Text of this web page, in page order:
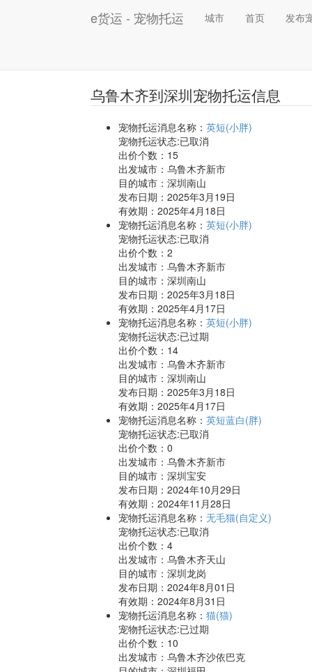
e货运 - 宠物托运 城市 首页 发布
乌鲁木齐到深圳宠物托运信息
宠物托运消息名称： 英短(小胖)
宠物托运状态:已取消
出价个数： 15
出发城市：乌鲁木齐新市
目的城市：深圳南山
发布日期：2025年3月19日
有效期：2025年4月18日
宠物托运消息名称： 英短(小胖)
宠物托运状态:已取消
出价个数： 2
出发城市：乌鲁木齐新市
目的城市：深圳南山
发布日期：2025年3月18日
有效期：2025年4月17日
宠物托运消息名称： 英短(小胖)
宠物托运状态:已过期
出价个数： 14
出发城市：乌鲁木齐新市
目的城市：深圳南山
发布日期：2025年3月18日
有效期：2025年4月17日
宠物托运消息名称： 英短蓝白(胖)
宠物托运状态:已取消
出价个数： 0
出发城市：乌鲁木齐新市
目的城市：深圳宝安
发布日期：2024年10月29日
有效期：2024年11月28日
宠物托运消息名称： 无毛猫(自定义)
宠物托运状态:已取消
出价个数： 4
出发城市：乌鲁木齐天山
目的城市：深圳龙岗
发布日期：2024年8月01日
有效期：2024年8月31日
宠物托运消息名称： 猫(猫)
宠物托运状态:已过期
出价个数： 10
出发城市：乌鲁木齐沙依巴克